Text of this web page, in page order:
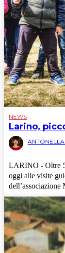
NEWS
Larino,
LARINO - Oltre
oggi alle visite
dell’associazione